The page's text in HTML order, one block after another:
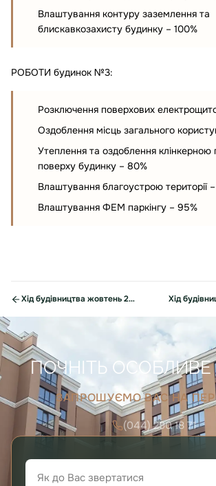
Влаштування контуру заземлення та
блискавкозахисту будинку – 100%
РОБОТИ будинок №3:
Розключення поверхових
Оздоблення місць загального
Утеплення та оздоблення клінкерною
поверху будинку – 80%
Влаштування благоустрою території
Влаштування ФЕМ паркінгу – 95%
Хід будівництва жовтень 2023р.
ПОЧНІТЬ
ЗАПРОШУЄМО ВАС НА
(044) 290 18 71